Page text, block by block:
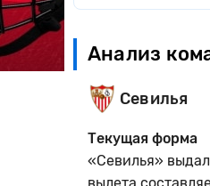
Анализ
Севилья
Текущая форма
«Севилья»